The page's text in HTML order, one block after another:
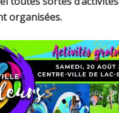
organisées.